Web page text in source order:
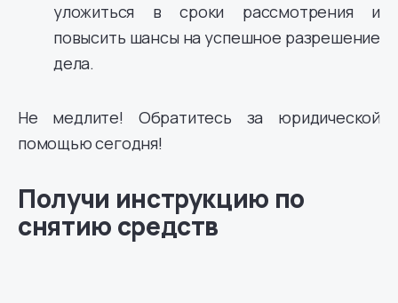
уложиться в сроки рассмотрения и
повысить шансы на успешное разрешение
дела.
Не медлите! Обратитесь за юридической
помощью сегодня!
Получи инструкцию по
снятию средств